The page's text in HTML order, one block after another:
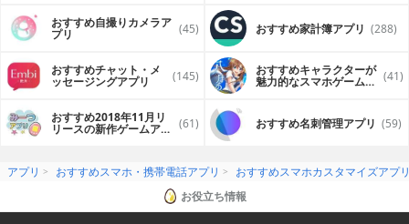
おすすめ自撮りカメラア
プリ (45) おすすめ家計簿アプリ (288)
おすすめチャット・メ
ッセージングアプリ (145) おすすめキャラクターが
魅力的なスマホゲームア (41)
おすすめ2018年11月リ
リースの新作ゲームアプ (61) おすすめ名刺管理アプリ (59)
アプリ おすすめスマホ・携帯電話アプリ
おすすめスマホカスタマイズアプ
お役立ち情報